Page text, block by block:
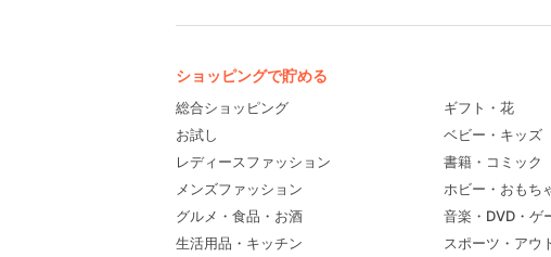
ショッピングで貯める
総合ショッピング
お試し
レディースファッション
メンズファッション
グルメ・食品・お酒
生活用品・キッチン
ギフト・花
ベビー・キッズ
書籍・コミック
ホビー・おもち
音楽・DVD・ゲ
スポーツ・アウ